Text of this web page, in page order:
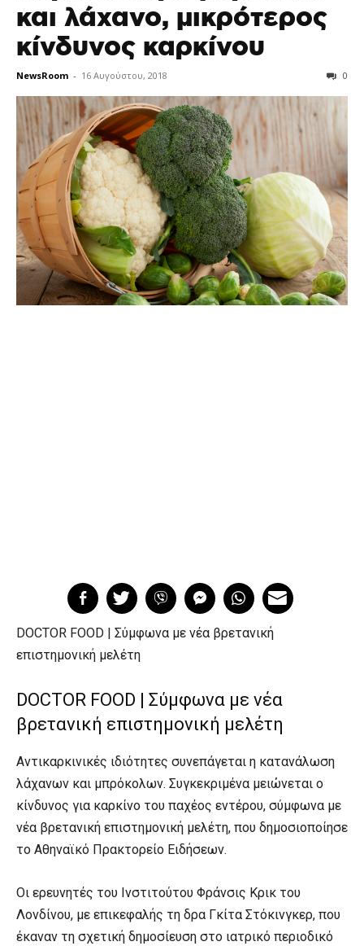
και λάχανο, μικρότερος
κίνδυνος καρκίνου
NewsRoom - 16 Αυγούστου, 2018 0
DOCTOR FOOD | Σύμφωνα με νέα βρετανική
επιστημονική μελέτη
DOCTOR FOOD | Σύμφωνα με νέα
βρετανική επιστημονική μελέτη
Αντικαρκινικές ιδιότητες συνεπάγεται η κατανάλωση
λάχανων και μπρόκολων. Συγκεκριμένα μειώνεται ο
κίνδυνος για καρκίνο του παχέος εντέρου, σύμφωνα με
νέα βρετανική επιστημονική μελέτη, που δημοσιοποίησε
το Αθηναϊκό Πρακτορείο Ειδήσεων.
Οι ερευνητές του Ινστιτούτου Φράνσις Κρικ του
Λονδίνου, με επικεφαλής τη δρα Γκίτα Στόκινγκερ, που
έκαναν τη σχετική δημοσίευση στο ιατρικό περιοδικό